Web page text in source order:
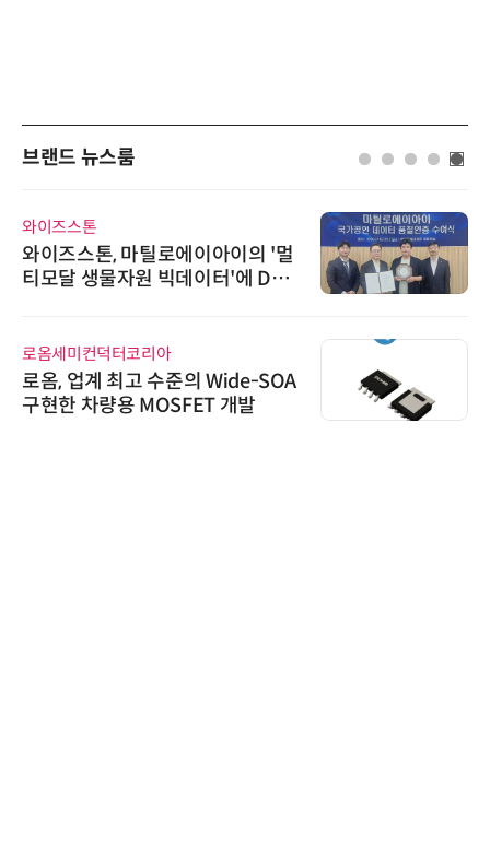
브랜드 뉴스룸
에이블스토어
시놀로지, 1U 백업 어플라이언스
DP5200 출시
비쉐이
비쉐이, 모든 주요 리모컨 코드 지
원하는 TSOP15300 시리즈 IR 수